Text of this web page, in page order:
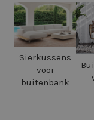
Sierkussens
voor
buitenbank